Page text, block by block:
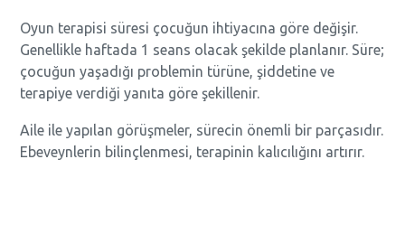
Oyun terapisi süresi çocuğun ihtiyacına göre değişir.
Genellikle haftada 1 seans olacak şekilde planlanır. Süre;
çocuğun yaşadığı problemin türüne, şiddetine ve
terapiye verdiği yanıta göre şekillenir.
Aile ile yapılan görüşmeler, sürecin önemli bir parçasıdır.
Ebeveynlerin bilinçlenmesi, terapinin kalıcılığını artırır.